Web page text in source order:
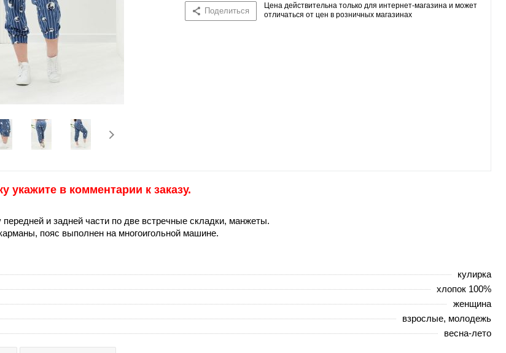
Поделиться
Цена действительна только для интернет-магазина и может
отличаться от цен в розничных магазинах
укажите в комментарии к заказу.
и задней части по две встречные складки, манжеты.
пояс выполнен на многоигольной машине.
кулирка
хлопок 100%
женщина
взрослые, молодежь
весна-лето